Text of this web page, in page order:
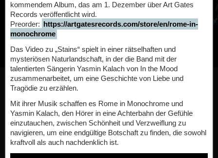
kommendem Album, das am 1. Dezember über Art Gates
Records veröffentlicht wird.
Preorder: https://artgatesrecords.com/store/en/rome-in-
monochrome
Das Video zu „Stains“ spielt in einer rätselhaften und
mysteriösen Naturlandschaft, in der die Band mit der
talentierten Sängerin Yasmin Kalach von In the Mood
zusammenarbeitet, um eine Geschichte von Liebe und
Tragödie zu erzählen.
Mit ihrer Musik schaffen es Rome in Monochrome und
Yasmin Kalach, den Hörer in eine Achterbahn der Gefühle
einzutauchen, zwischen Schönheit und Verzweiflung zu
navigieren, um eine endgültige Botschaft zu finden, die sowohl
kraftvoll als auch nachdenklich ist.